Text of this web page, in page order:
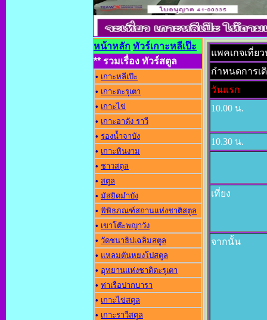
หน้าหลัก ทัวร์เกาะหลีเป๊ะ
** รวมเรื่อง ทัวร์สตูล
• เกาะหลีเป๊ะ
• เกาะตะรุเตา
• เกาะไข่
• เกาะอาดัง ราว
• ร่องน้ำจาบัง
• เกาะหินงาม
• ชาวสตูล
• สตูล
• มัสยิดมำบัง
• พิพิธภณฑ์สถานแห่งชาติสตูล
• เขาโต๊ะพญาวัง
• วัดชนาธิปเฉลิมสตูล
• แหลมตันหยงโปสตูล
• อุทยานแห่งชาติตะรุเตา
• ท่าเรือปากบารา
• เกาะไข่สตูล
• เกาะราวีสตูล
แพคเกจเที่ย
กำหนดการเ
วันแรก
10.00 น.
10.30 น.
เที่ยง
จากนั้น